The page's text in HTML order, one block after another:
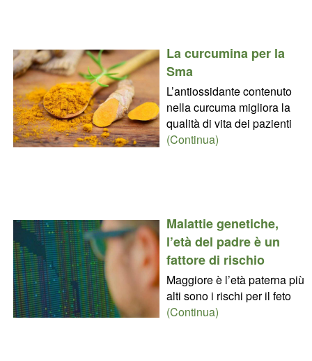
La curcumina per la
Sma
L’antiossidante contenuto
nella curcuma migliora la
qualità di vita dei pazienti
(Continua)
Malattie genetiche,
l’età del padre è un
fattore di rischio
Maggiore è l’età paterna più
alti sono i rischi per il feto
(Continua)